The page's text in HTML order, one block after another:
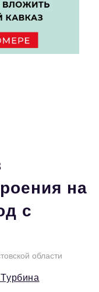
на
с
области